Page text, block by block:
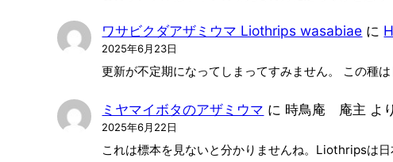
ワサビクダアザミウマ Liothrips wasabiae に
2025年6月23日
更新が不定期になってしまってすみません。 この種
ミヤマイボタのアザミウマ に 時鳥庵 庵主 より
2025年6月22日
これは標本を見ないと分かりませんね。Liothripsは